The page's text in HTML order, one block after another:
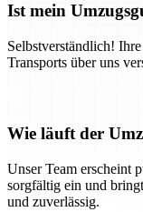
Ist mein
Selbstverständlich!
Transports über uns
Wie läuft der
Unser Team erscheint
sorgfältig ein und
und zuverlässig.